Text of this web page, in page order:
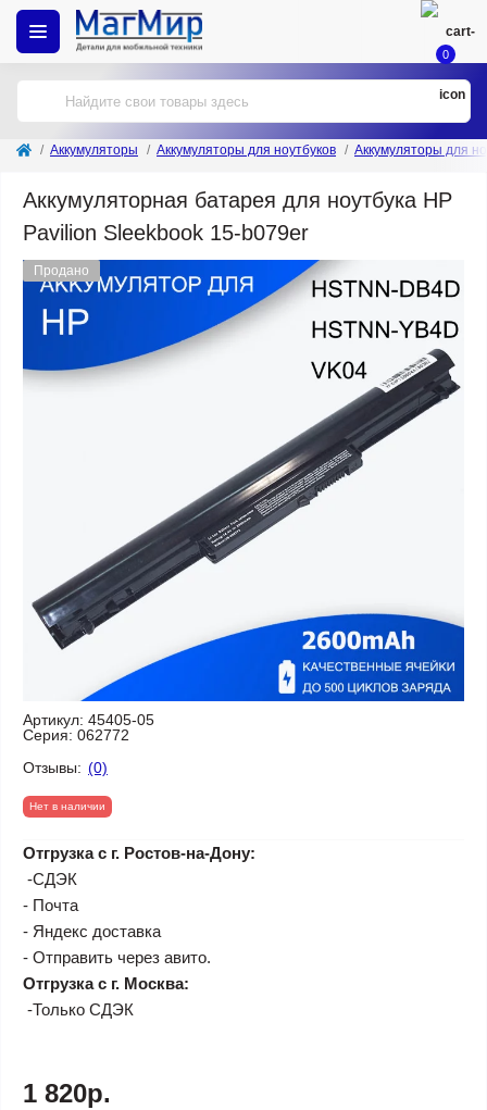
0
Аккумуляторы Аккумуляторы для ноутбуков Аккумуляторы для
Аккумуляторная батарея для ноутбука HP
Pavilion Sleekbook 15-b079er
Продано
Артикул: 45405-05
Серия: 062772
Отзывы: (0)
Нет в наличии
Отгрузка с г. Ростов-на-Дону:
-СДЭК
- Почта
- Яндекс доставка
- Отправить через авито.
Отгрузка с г. Москва:
-Только СДЭК
1 820р.